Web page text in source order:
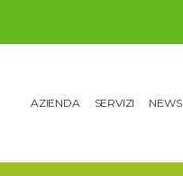
AZIENDA SERVIZI NEWS